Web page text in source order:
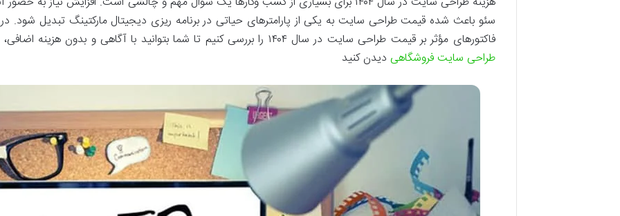
سئو باعث شده قیمت طراحی سایت به یکی از پارامترهای حیاتی در برنامه ریزی دیجیتال مارکتینگ تبدیل
فاکتورهای مؤثر بر قیمت طراحی سایت در سال ۱۴۰۴ را بررسی کنیم تا شما بتوانید با آگاهی و بدون هزینه اضافی، بهترین تصمیم را بگیرید.همچنین از صفحه
طراحی سایت فروشگاهی دیدن کنید